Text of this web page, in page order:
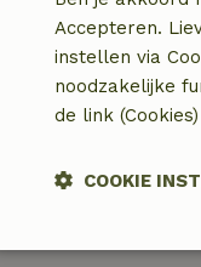
Accepteren.
instellen via
noodzakelijke
de link
COOKIE
Strikt